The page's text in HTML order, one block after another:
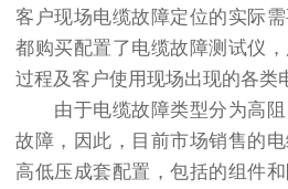
客户现场电缆故障定位的实际
都购买配置了电缆故障测试仪
过程及客户使用现场出现的各类
由于电缆故障类型分为高阻
故障，因此，目前市场销售的
高低压成套配置，包括的组件